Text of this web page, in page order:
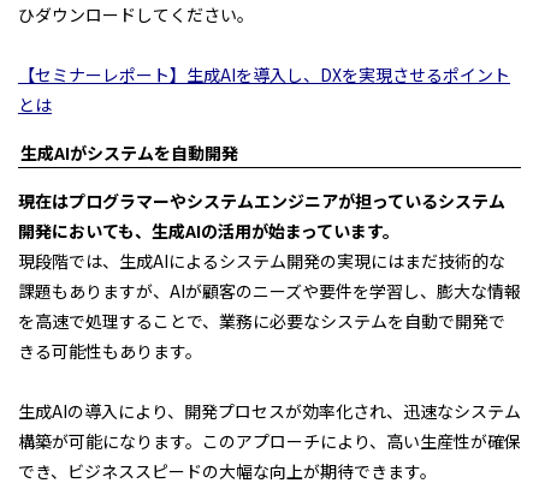
ひダウンロードしてください。
【セミナーレポート】生成AIを導入し、DXを実現させるポイント
とは
生成AIがシステムを自動開発
現在はプログラマーやシステムエンジニアが担っているシステム
開発においても、生成AIの活用が始まっています。
現段階では、生成AIによるシステム開発の実現にはまだ技術的な
課題もありますが、AIが顧客のニーズや要件を学習し、膨大な情報
を高速で処理することで、業務に必要なシステムを自動で開発で
きる可能性もあります。
生成AIの導入により、開発プロセスが効率化され、迅速なシステム
構築が可能になります。このアプローチにより、高い生産性が確保
でき、ビジネススピードの大幅な向上が期待できます。